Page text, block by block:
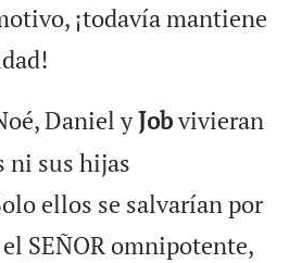
¡todavía mantiene
Daniel yJobvivieran
ni sus hijas
ellos se salvarían por
SEÑOR omnipotente,